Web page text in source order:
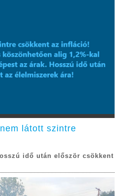
látott szintre
idő után először csökkent